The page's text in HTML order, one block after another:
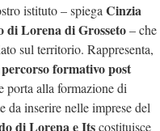
istituto – spiegaCinzia
di Lorena di Grosseto– che
sul territorio. Rappresenta,
formativo post
porta alla formazione di
da inserire nelle imprese del
di Lorena e Itscostituisce